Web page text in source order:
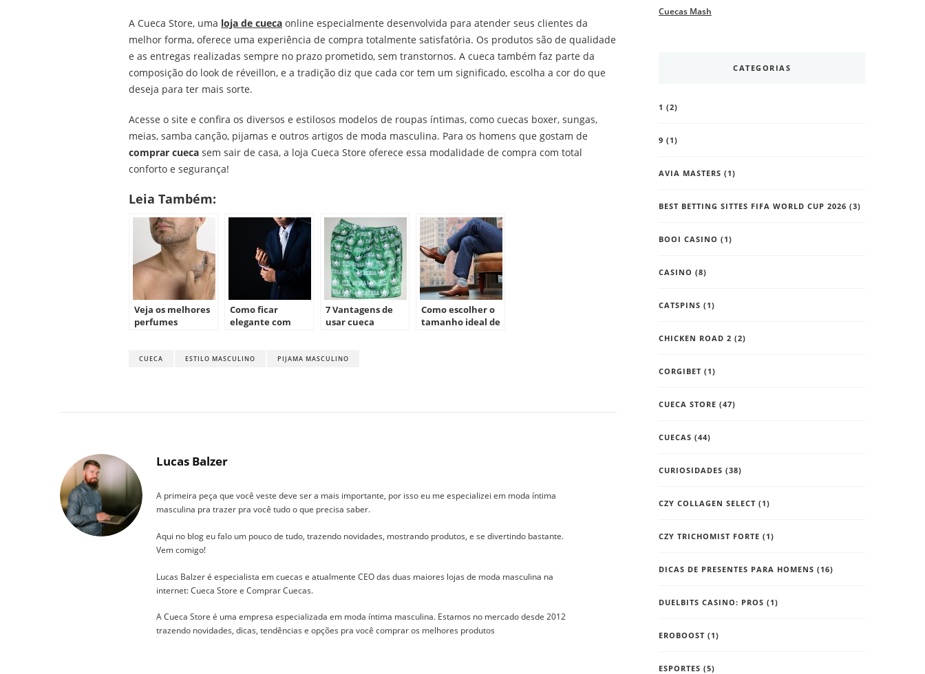
A Cueca Store, uma loja de cueca online especialmente desenvolvida para atender seus clientes da
melhor forma, oferece uma experiência de compra totalmente satisfatória. Os produtos são de qualidade
e as entregas realizadas sempre no prazo prometido, sem transtornos. A cueca também faz parte da
composição do look de réveillon, e a tradição diz que cada cor tem um significado, escolha a cor do que
deseja para ter mais sorte.
Acesse o site e confira os diversos e estilosos modelos de roupas íntimas, como cuecas boxer, sungas,
meias, samba canção, pijamas e outros artigos de moda masculina. Para os homens que gostam de
comprar cueca sem sair de casa, a loja Cueca Store oferece essa modalidade de compra com total
conforto e segurança!
Leia Também:
Veja os melhores
perfumes
Como ficar
elegante com
7 Vantagens de
usar cueca
Como escolher o
tamanho ideal de
CUECA ESTILO MASCULINO PIJAMA MASCULINO
Lucas Balzer
A primeira peça que você veste deve ser a mais importante, por isso eu me especializei em moda íntima
masculina pra trazer pra você tudo o que precisa saber.
Aqui no blog eu falo um pouco de tudo, trazendo novidades, mostrando produtos, e se divertindo bastante.
Vem comigo!
Lucas Balzer é especialista em cuecas e atualmente CEO das duas maiores lojas de moda masculina na
internet: Cueca Store e Comprar Cuecas.
A Cueca Store é uma empresa especializada em moda íntima masculina. Estamos no mercado desde 2012
trazendo novidades, dicas, tendências e opções pra você comprar os melhores produtos
Cuecas Mash
CATEGORIAS
1 (2)
9 (1)
AVIA MASTERS (1)
BEST BETTING SITTES FIFA WORLD CUP 2026 (3)
BOOI CASINO (1)
CASINO (8)
CATSPINS (1)
CHICKEN ROAD 2 (2)
CORGIBET (1)
CUECA STORE (47)
CUECAS (44)
CURIOSIDADES (38)
CZY COLLAGEN SELECT (1)
CZY TRICHOMIST FORTE (1)
DICAS DE PRESENTES PARA HOMENS (16)
DUELBITS CASINO: PROS (1)
EROBOOST (1)
ESPORTES (5)